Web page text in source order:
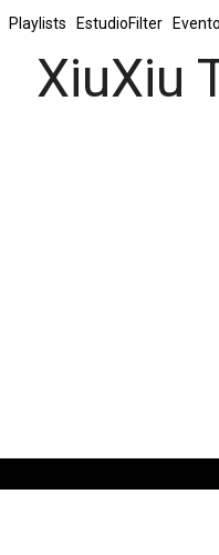
Playlists EstudioFilter
XiuXiu